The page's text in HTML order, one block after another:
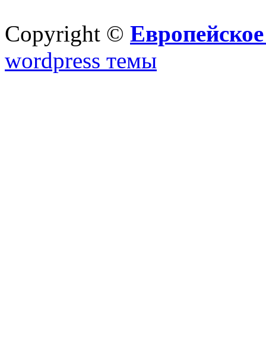
Copyright ©
wordpress темы